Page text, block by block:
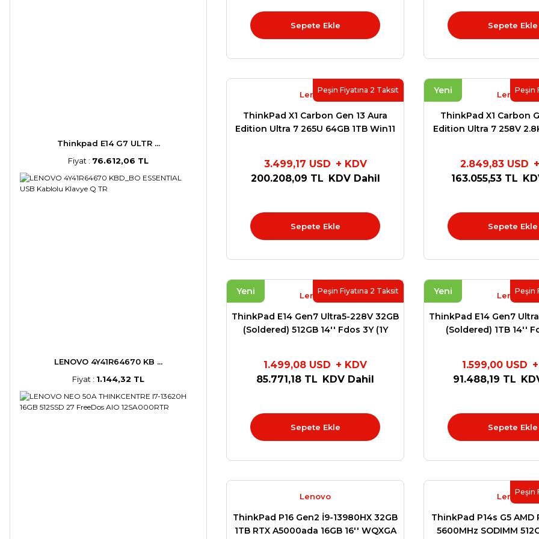
Thinkpad E14 G7 ULTR ...
Fiyat : 76.612,06 TL
LENOVO 4Y41R64670 KB ...
Fiyat : 1.144,32 TL
Sepete Ekle Sepete Ekle
Peşin Fiyatına 2 Taksit
Lenovo
ThinkPad X1 Carbon Gen 13 Aura
Edition Ultra 7 265U 64GB 1TB Win11
3.499,17 USD + KDV
200.208,09 TL KDV Dahil
Sepete Ekle
Yeni Peşin
Lenovo
ThinkPad X1 Carbon
Edition Ultra 7 258V
2.849,83 USD
163.055,53 TL
Sepete Ekle
Yeni Peşin Fiyatına 2 Taksit
Lenovo
ThinkPad E14 Gen7 Ultra5-228V 32GB
(Soldered) 512GB 14'' Fdos 3Y (1Y
1.499,08 USD + KDV
85.771,18 TL KDV Dahil
Sepete Ekle
Yeni Peşin
Lenovo
ThinkPad E14 Gen7
(Soldered) 1TB 14''
1.599,00 USD
91.488,19 TL
Sepete Ekle
Lenovo
ThinkPad P16 Gen2 İ9-13980HX 32GB
1TB RTX A5000ada 16GB 16'' WQXGA
Peşin
Lenovo
ThinkPad P14s G5 AMD
5600MHz SODIMM